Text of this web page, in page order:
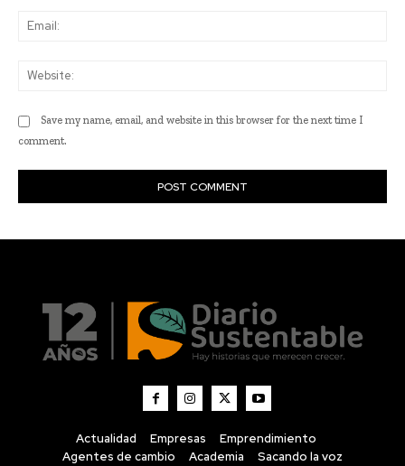
Actualidad Empresas
Emprendimiento
Agentes de cambio
Academia Sacando la voz